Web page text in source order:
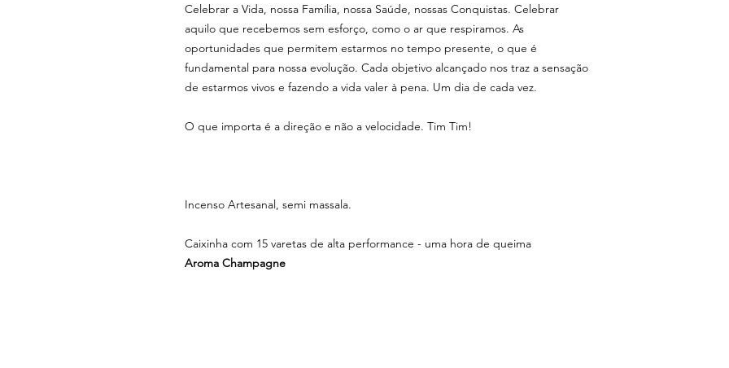
Celebrar a Vida, nossa Família, nossa Saúde, nossas Conquistas. Celebrar
aquilo que recebemos sem esforço, como o ar que respiramos. As
oportunidades que permitem estarmos no tempo presente, o que é
fundamental para nossa evolução. Cada objetivo alcançado nos traz a sensação
de estarmos vivos e fazendo a vida valer à pena. Um dia de cada vez.
O que importa é a direção e não a velocidade. Tim Tim!
Incenso Artesanal, semi massala.
Caixinha com 15 varetas de alta performance - uma hora de queima
Aroma Champagne